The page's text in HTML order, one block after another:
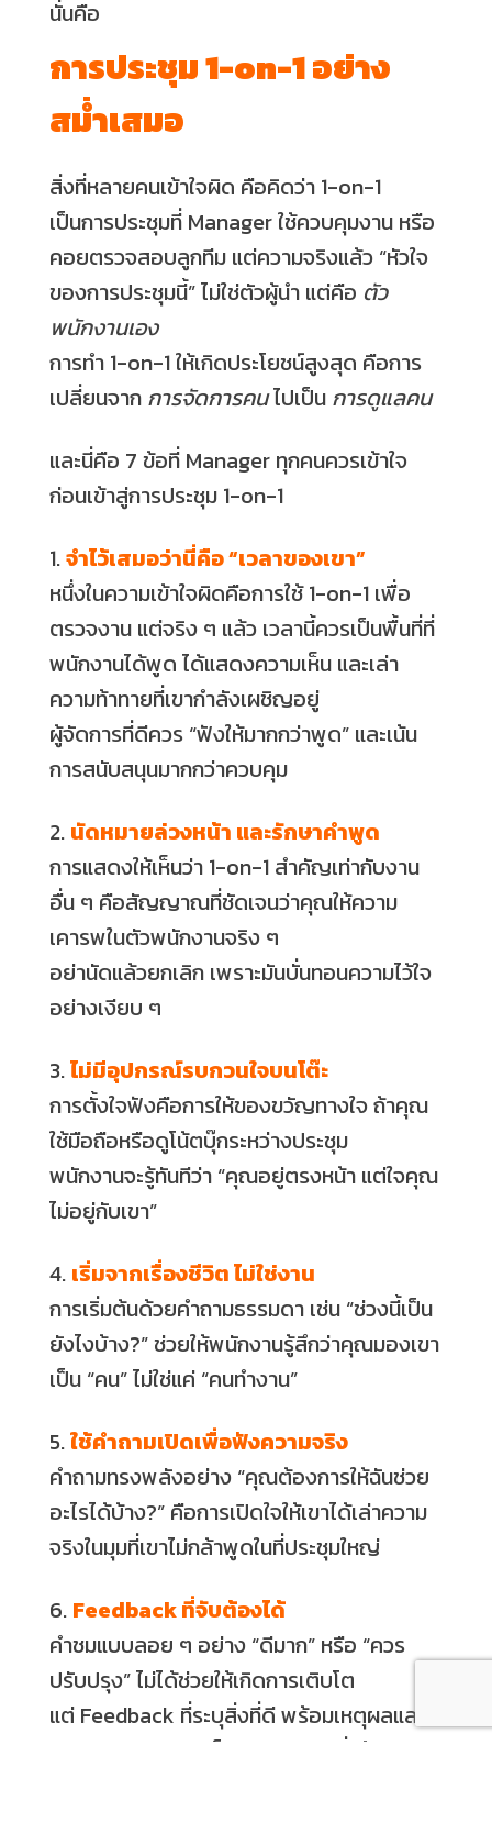
นั่นคือ
การประชุม 1-on-1 อย่าง
สม่ำเสมอ
สิ่งที่หลายคนเข้าใจผิด คือคิดว่า 1-on-1
เป็นการประชุมที่ Manager ใช้ควบคุมงาน หรือ
คอยตรวจสอบลูกทีม แต่ความจริงแล้ว “หัวใจ
ของการประชุมนี้” ไม่ใช่ตัวผู้นำ แต่คือ ตัว
พนักงานเอง
การทำ 1-on-1 ให้เกิดประโยชน์สูงสุด คือการ
เปลี่ยนจาก การจัดการคนไปเป็น การดูแลคน
และนี่คือ 7 ข้อที่ Manager ทุกคนควรเข้าใจ
ก่อนเข้าสู่การประชุม 1-on-1
1.จำไว้เสมอว่านี่คือ “เวลาของเขา”
หนึ่งในความเข้าใจผิดคือการใช้ 1-on-1 เพื่อ
ตรวจงาน แต่จริง ๆ แล้ว เวลานี้ควรเป็นพื้นที่ที่
พนักงานได้พูด ได้แสดงความเห็น และเล่า
ความท้าทายที่เขากำลังเผชิญอยู่
ผู้จัดการที่ดีควร “ฟังให้มากกว่าพูด” และเน้น
การสนับสนุนมากกว่าควบคุม
2. นัดหมายล่วงหน้า และรักษาคำพูด
การแสดงให้เห็นว่า 1-on-1 สำคัญเท่ากับงาน
อื่น ๆ คือสัญญาณที่ชัดเจนว่าคุณให้ความ
เคารพในตัวพนักงานจริง ๆ
อย่านัดแล้วยกเลิก เพราะมันบั่นทอนความไว้ใจ
อย่างเงียบ ๆ
3.ไม่มีอุปกรณ์รบกวนใจบนโต๊ะ
การตั้งใจฟังคือการให้ของขวัญทางใจ ถ้าคุณ
ใช้มือถือหรือดูโน้ตบุ๊กระหว่างประชุม
พนักงานจะรู้ทันทีว่า “คุณอยู่ตรงหน้า แต่ใจคุณ
ไม่อยู่กับเขา”
4. เริ่มจากเรื่องชีวิต ไม่ใช่งาน
การเริ่มต้นด้วยคำถามธรรมดา เช่น “ช่วงนี้เป็น
ยังไงบ้าง?” ช่วยให้พนักงานรู้สึกว่าคุณมองเขา
เป็น “คน” ไม่ใช่แค่ “คนทำงาน”
5.ใช้คำถามเปิดเพื่อฟังความจริง
คำถามทรงพลังอย่าง “คุณต้องการให้ฉันช่วย
อะไรได้บ้าง?” คือการเปิดใจให้เขาได้เล่าความ
จริงในมุมที่เขาไม่กล้าพูดในที่ประชุมใหญ่
6. Feedback ที่จับต้องได้
คำชมแบบลอย ๆ อย่าง “ดีมาก” หรือ “ควร
ปรับปรุง” ไม่ได้ช่วยให้เกิดการเติบโต
แต่ Feedback ที่ระบุสิ่งที่ดี พร้อมเหตุผลและ
ผลกระทบ จะกลายเป็นแรงผลักดันที่แท้จริง